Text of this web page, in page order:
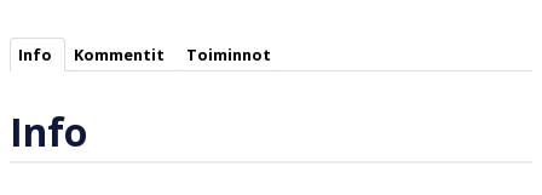
Info Kommentit Toiminnot
Info